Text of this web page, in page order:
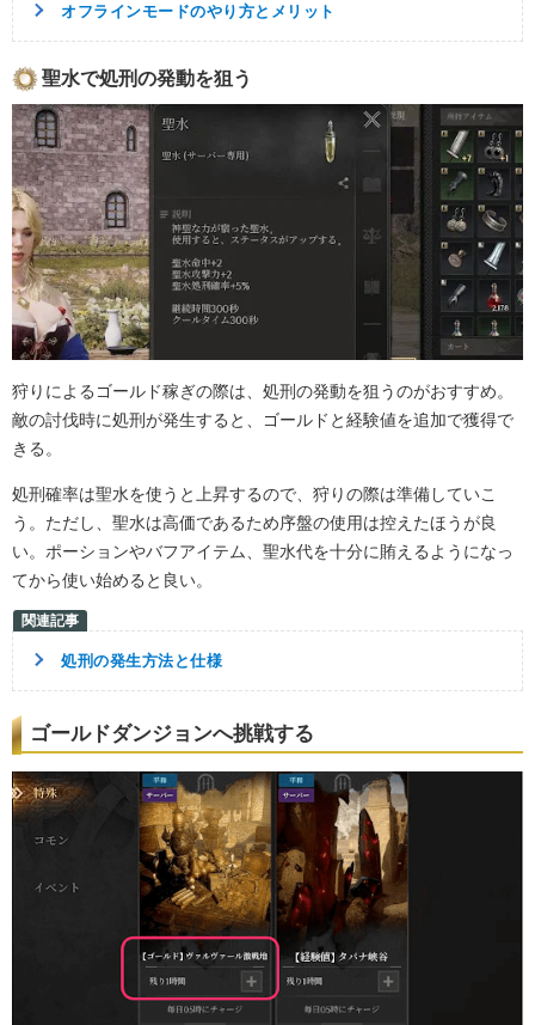
オフラインモードのやり方とメリット
聖水で処刑の発動を狙う
狩りによるゴールド稼ぎの際は、処刑の発動を狙うのがおすすめ。
敵の討伐時に処刑が発生すると、ゴールドと経験値を追加で獲得で
きる。
処刑確率は聖水を使うと上昇するので、狩りの際は準備していこ
う。ただし、聖水は高価であるため序盤の使用は控えたほうが良
い。ポーションやバフアイテム、聖水代を十分に賄えるようになっ
てから使い始めると良い。
処刑の発生方法と仕様
ゴールドダンジョンへ挑戦する